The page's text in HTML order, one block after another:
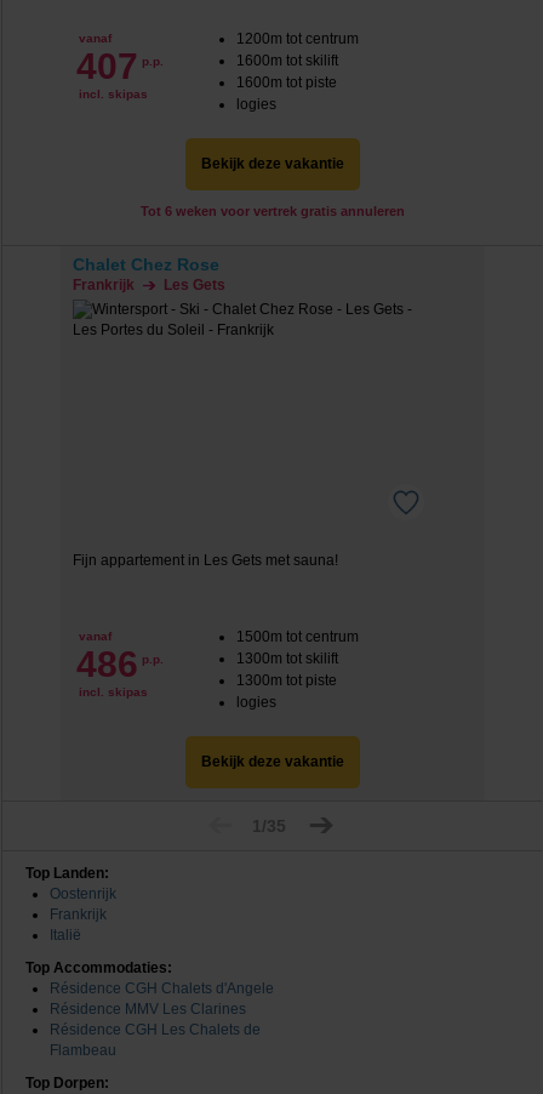
vanaf
407 p.p.
incl. skipas
1200m tot centrum
1600m tot skilift
1600m tot piste
logies
Bekijk deze vakantie
Tot 6 weken voor vertrek gratis annuleren
Chalet Chez Rose
Frankrijk Les Gets
Fijn appartement in Les Gets met sauna!
vanaf
486 p.p.
incl. skipas
1500m tot centrum
1300m tot skilift
1300m tot piste
logies
Bekijk deze vakantie
1/35
Top Landen:
Oostenrijk
Frankrijk
Italië
Top Accommodaties:
Résidence CGH Chalets d'Angele
Résidence MMV Les Clarines
Résidence CGH Les Chalets de
Flambeau
Top Dorpen: